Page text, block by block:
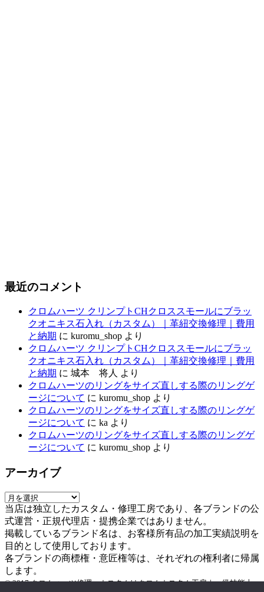
最近のコメント
クロムハーツ クリンプトCHクロススモールにブラッ
クオニキス石入れ（カスタム）｜革紐交換修理｜費用
と納期 に kuromu_shop より
クロムハーツ クリンプトCHクロススモールにブラッ
クオニキス石入れ（カスタム）｜革紐交換修理｜費用
と納期 に 城本 将人 より
クロムハーツのリングをサイズ直しする際のリングゲ
ージについて に kuromu_shop より
クロムハーツのリングをサイズ直しする際のリングゲ
ージについて に ka より
クロムハーツのリングをサイズ直しする際のリングゲ
ージについて に kuromu_shop より
アーカイブ
ア
ー
カ
イ
ブ
当店は独立したカスタム・修理工房であり、各ブランドの公
式運営・正規代理店・提携企業ではありません。
掲載しているブランド名は、お客様所有品の加工実績説明を
目的として使用しております。
各ブランドの商標権・意匠権等は、それぞれの権利者に帰属
します。
© 2017 クロムハーツ修理・カスタムはクロムカスタム工房｜一級技能士